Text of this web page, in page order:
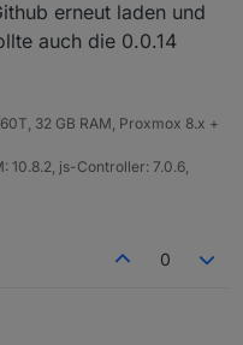
erneut laden und
auch die 0.0.14
32 GB RAM, Proxmox 8.x +
10.8.2, js-Controller: 7.0.6,
0